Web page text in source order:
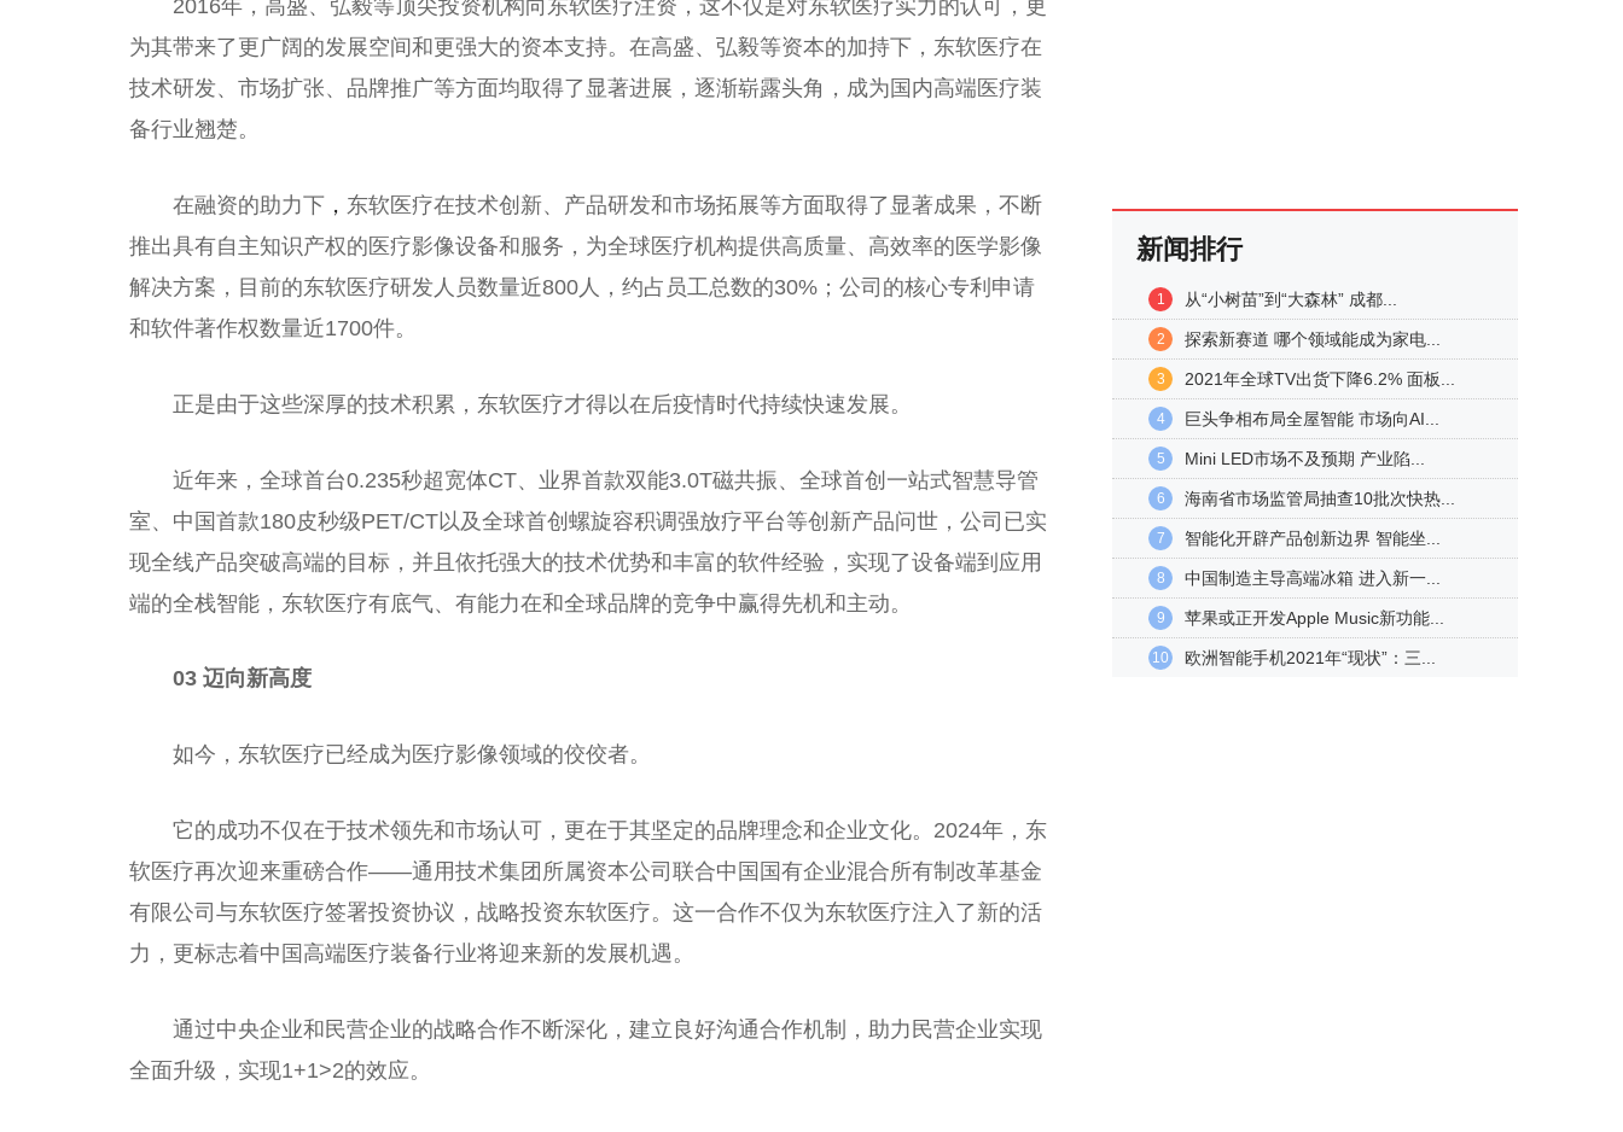
2016年，高盛、弘毅等顶尖投资机构向东软医疗注资，这不仅是对东软医疗实力的认可，更
为其带来了更广阔的发展空间和更强大的资本支持。在高盛、弘毅等资本的加持下，东软医疗在
技术研发、市场扩张、品牌推广等方面均取得了显著进展，逐渐崭露头角，成为国内高端医疗装
备行业翘楚。
在融资的助力下 ， 东软医疗在技术创新、产品研发和市场拓展等方面取得了显著成果，不断
推出具有自主知识产权的医疗影像设备和服务，为全球医疗机构提供高质量、高效率的医学影像
解决方案，目前的东软医疗研发人员数量近800人，约占员工总数的30%；公司的核心专利申请
和软件著作权数量近1700件。
正是由于这些深厚的技术积累，东软医疗才得以在后疫情时代持续快速发展。
近年来，全球首台0.235秒超宽体CT、业界首款双能3.0T磁共振、全球首创一站式智慧导管
室、中国首款180皮秒级PET/CT以及全球首创螺旋容积调强放疗平台等创新产品问世，公司已实
现全线产品突破高端的目标，并且依托强大的技术优势和丰富的软件经验，实现了设备端到应用
端的全栈智能，东软医疗有底气、有能力在和全球品牌的竞争中赢得先机和主动。
03 迈向新高度
如今，东软医疗已经成为医疗影像领域的佼佼者。
它的成功不仅在于技术领先和市场认可，更在于其坚定的品牌理念和企业文化。2024年，东
软医疗再次迎来重磅合作——通用技术集团所属资本公司联合中国国有企业混合所有制改革基金
有限公司与东软医疗签署投资协议，战略投资东软医疗。这一合作不仅为东软医疗注入了新的活
力，更标志着中国高端医疗装备行业将迎来新的发展机遇。
通过中央企业和民营企业的战略合作不断深化，建立良好沟通合作机制，助力民营企业实现
全面升级，实现1+1>2的效应。
新闻排行
1 从“小树苗”到“大森林” 成都...
2 探索新赛道 哪个领域能成为家电...
3 2021年全球TV出货下降6.2% 面板...
4 巨头争相布局全屋智能 市场向AI...
5 Mini LED市场不及预期 产业陷...
6 海南省市场监管局抽查10批次快热...
7 智能化开辟产品创新边界 智能坐...
8 中国制造主导高端冰箱 进入新一...
9 苹果或正开发Apple Music新功能...
10 欧洲智能手机2021年“现状”：三...